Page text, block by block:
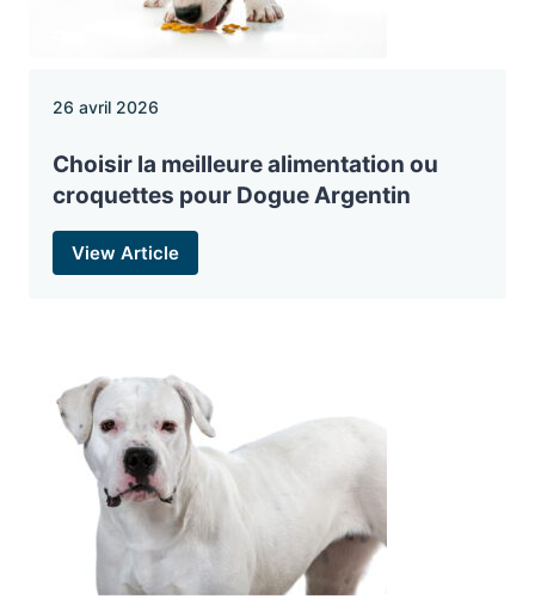
26 avril 2026
Choisir la meilleure alimentation ou
croquettes pour Dogue Argentin
View Article